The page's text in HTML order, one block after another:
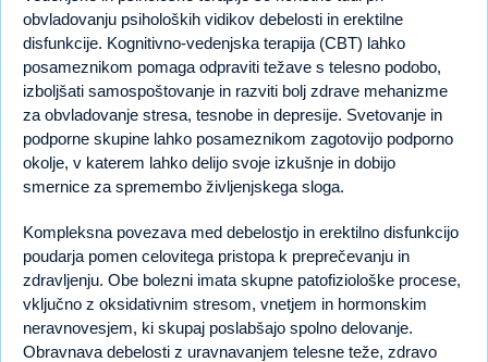
obvladovanju psiholoških vidikov debelosti in erektilne
disfunkcije. Kognitivno-vedenjska terapija (CBT) lahko
posameznikom pomaga odpraviti težave s telesno podobo,
izboljšati samospoštovanje in razviti bolj zdrave mehanizme
za obvladovanje stresa, tesnobe in depresije. Svetovanje in
podporne skupine lahko posameznikom zagotovijo podporno
okolje, v katerem lahko delijo svoje izkušnje in dobijo
smernice za spremembo življenjskega sloga.
Kompleksna povezava med debelostjo in erektilno disfunkcijo
poudarja pomen celovitega pristopa k preprečevanju in
zdravljenju. Obe bolezni imata skupne patofiziološke procese,
vključno z oksidativnim stresom, vnetjem in hormonskim
neravnovesjem, ki skupaj poslabšajo spolno delovanje.
Obravnava debelosti z uravnavanjem telesne teže, zdravo